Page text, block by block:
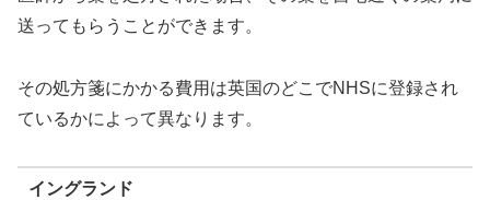
送ってもらうことができます。
その処方箋にかかる費用は英国のどこでNHSに登録され
ているかによって異なります。
イングランド